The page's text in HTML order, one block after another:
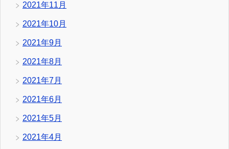
2021年11月
2021年10月
2021年9月
2021年8月
2021年7月
2021年6月
2021年5月
2021年4月